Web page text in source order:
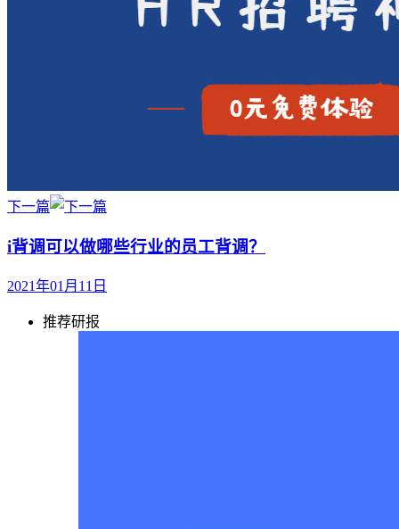
下一篇
i背调可以做哪些行业的员工背调？
2021年01月11日
推荐研报